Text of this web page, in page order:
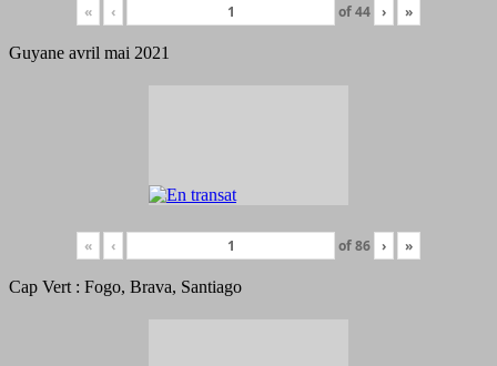
« ‹ of44 › »
Guyane avril mai 2021
« ‹ of86 › »
Cap Vert : Fogo, Brava, Santiago